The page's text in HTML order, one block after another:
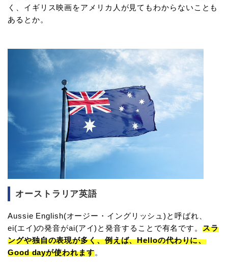
く、イギリス映画をアメリカ人が見てもわからないことも
あるとか。
オーストラリア英語
Aussie English(オージー・イングリッシュ)と呼ばれ、
ei(エイ)の発音がai(アイ)と発音することで有名です。スラ
ングや独自の表現が多く、例えば、Helloの代わりに、
Good dayが使われます。